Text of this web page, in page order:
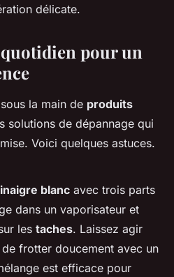
délicate.
pour un
la main de produits
solutions de dépannage qui
Voici quelques astuces.
blanc avec trois parts
dans un vaporisateur et
les taches. Laissez agir
frotter doucement avec un
est efficace pour